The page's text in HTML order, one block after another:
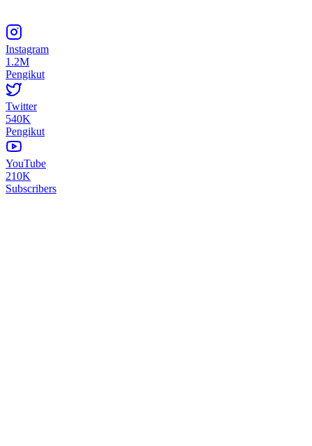
Instagram
1.2M
Pengikut
Twitter
540K
Pengikut
YouTube
210K
Subscribers